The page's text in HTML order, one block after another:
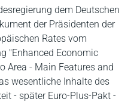
dem Deutschen
der Präsidenten der
Rates vom
"Enhanced Economic
Area - Main Features and
wesentliche Inhalte des
- später Euro-Plus-Pakt -